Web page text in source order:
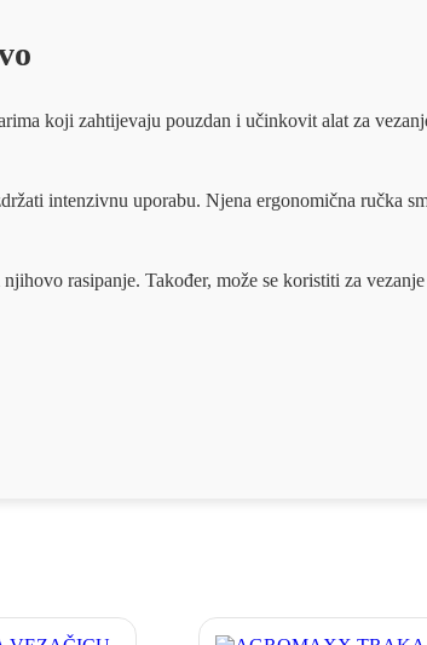
koji zahtijevaju pouzdan i učinkovit alat za
intenzivnu uporabu. Njena ergonomična ručka
rasipanje. Također, može se koristiti za